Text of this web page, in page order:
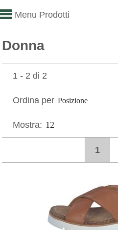
Menu Prodotti
Donna
1 - 2 di 2
Ordina per
Mostra:
1